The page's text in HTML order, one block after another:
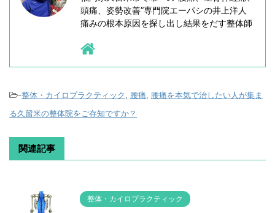
頭痛、姿勢改善”専門院エーパシの井上洋人
痛みの根本原因を探し出し結果をだす整体師
-整体・カイロプラクティック, 腰痛, 腰痛を本気で治したい人が集ま
る久留米の整体院をご存知ですか？
関連記事
整体・カイロプラクティック